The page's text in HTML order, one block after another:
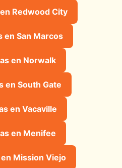
Redwood City
en San Marcos
en Norwalk
en South Gate
en Vacaville
en Menifee
Mission Viejo